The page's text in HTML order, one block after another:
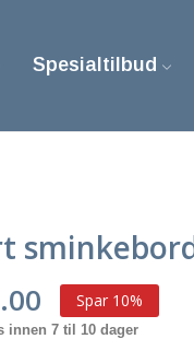
Spesialtilbud
Spar 10%
innen 7 til 10 dager